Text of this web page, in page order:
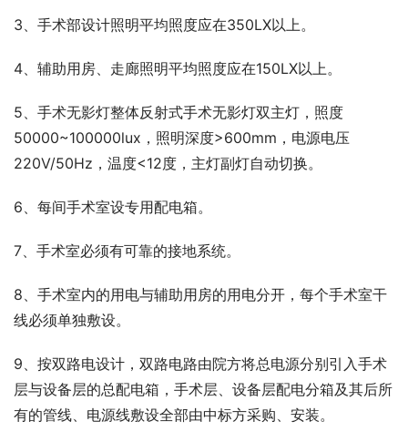
3、手术部设计照明平均照度应在350LX以上。
4、辅助用房、走廊照明平均照度应在150LX以上。
5、手术无影灯整体反射式手术无影灯双主灯，照度
50000~100000lux，照明深度>600mm，电源电压
220V/50Hz，温度<12度，主灯副灯自动切换。
6、每间手术室设专用配电箱。
7、手术室必须有可靠的接地系统。
8、手术室内的用电与辅助用房的用电分开，每个手术室干
线必须单独敷设。
9、按双路电设计，双路电路由院方将总电源分别引入手术
层与设备层的总配电箱，手术层、设备层配电分箱及其后所
有的管线、电源线敷设全部由中标方采购、安装。